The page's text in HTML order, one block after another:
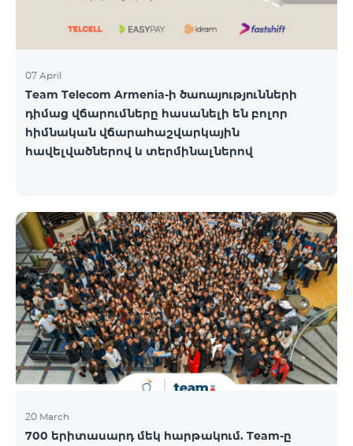
07 April
Team Telecom Armenia-ի ծառայությունների
դիմաց վճարումները հասանելի են բոլոր
հիմնական վճարահաշվարկային
հավելվածներով և տերմինալներով
20 March
700 երիտասարդ մեկ հարթակում. Team-ը